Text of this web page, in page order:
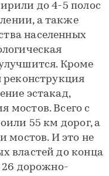
до 4-5 полос
а также
населенных
Кроме
реконструкция
эстакад,
мостов. Всего с
55 км дорог, а
мостов. И это не
властей до конца
26 дорожно-